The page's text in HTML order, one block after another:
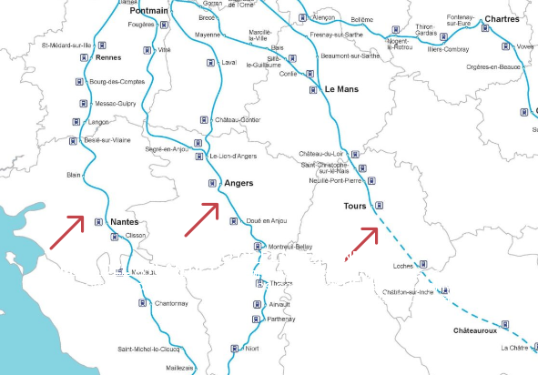
&
CHEMIN DE TOURS
Conocido como el «Grand Chemin montois», sale de Tours por Le Mans y Mayenne. La ruta señalizada se adentra en los Alpes Mancelles en dirección a Le Mont.
&
CAMINO DE PLANTAGENET
Ruta europea señalizada que une varias regiones de Francia en el camino de Santiago de Compostela. Ilustra la larga cooperación entre redes históricas de peregrinación.
&
CAMINO DEL ATLÁNTICO
Ruta «compartida» que une Burdeos con las grandes rutas del Mont